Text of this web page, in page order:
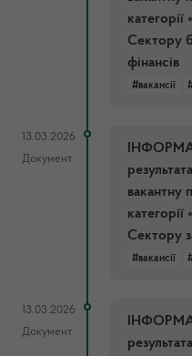
Сектору
фінансів
#вакансії
13.03.2026
Документ
вакантну
Сектору
#вакансії
13.03.2026
Документ